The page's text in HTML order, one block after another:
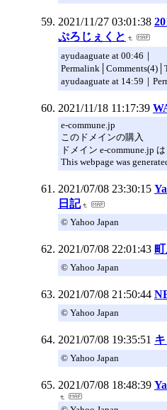
2021/11/27 03:01:38
ぷろじぇくと
ayudaaguate at 00:46｜
ayudaaguate at 14:59｜
2021/11/18 11:17:39
e-commune.jp
このドメインの購入
ドメイン e-commune.jp
This webpage was
2021/07/08 23:30:15
日記
© Yahoo Japan
2021/07/08 22:01:43
© Yahoo Japan
2021/07/08 21:50:44
© Yahoo Japan
2021/07/08 19:35:51
© Yahoo Japan
2021/07/08 18:48:39